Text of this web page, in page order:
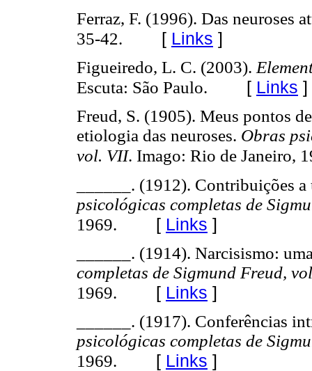
Ferraz, F. (1996). Das neuroses
35-42. [ Links ]
Figueiredo, L. C. (2003).
Escuta: São Paulo. [ Links ]
Freud, S. (1905). Meus pontos
etiologia das neuroses. Obras
vol. VII. Imago: Rio de Janeiro,
______. (1912). Contribuições
psicológicas completas de
1969. [ Links ]
______. (1914). Narcisismo:
completas de Sigmund Freud,
1969. [ Links ]
______. (1917). Conferências
psicológicas completas de
1969. [ Links ]